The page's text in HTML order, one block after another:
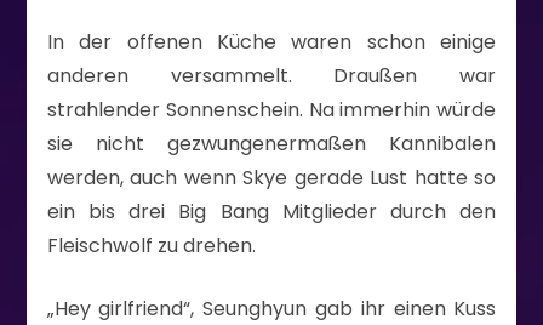
In der offenen Küche waren schon einige
anderen versammelt. Draußen war
strahlender Sonnenschein. Na immerhin würde
sie nicht gezwungenermaßen Kannibalen
werden, auch wenn Skye gerade Lust hatte so
ein bis drei Big Bang Mitglieder durch den
Fleischwolf zu drehen.
„Hey girlfriend“, Seunghyun gab ihr einen Kuss